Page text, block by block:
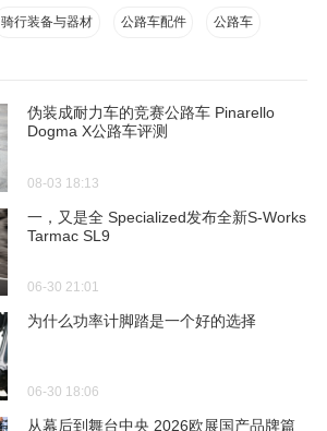
骑行装备与器材 公路车配件 公路车
伪装成耐力车的竞赛公路车 Pinarello
Dogma X公路车评测
08-03 18:13
一，又是全 Specialized发布全新S-Works
Tarmac SL9
06-30 21:01
为什么功率计脚踏是一个好的选择
06-30 18:06
从幕后到舞台中央 2026欧展国产品牌篇